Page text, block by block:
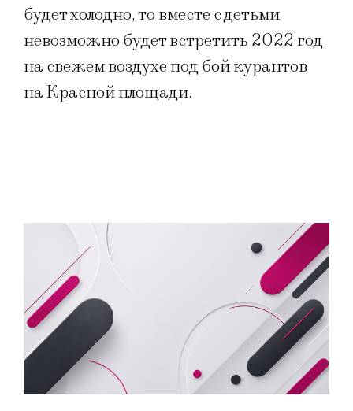
будет холодно, то вместе с детьми
невозможно будет встретить 2022 год
на свежем воздухе под бой курантов
на Красной площади.